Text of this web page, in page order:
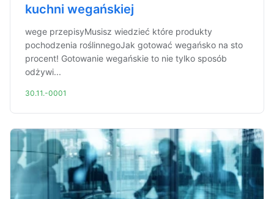
kuchni wegańskiej
wege przepisyMusisz wiedzieć które produkty
pochodzenia roślinnegoJak gotować wegańsko na sto
procent! Gotowanie wegańskie to nie tylko sposób
odżywi...
30.11.-0001